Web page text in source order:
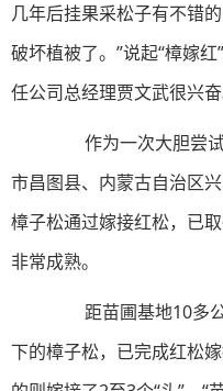
几年后挂果采松子有不错
破坏植被了。”说起“樟嫁
任公司总经理贾文武很兴奋
作为一次大胆尝试
市昌图县、内蒙古自治区
樟子松通过嫁接红松，已
非常成熟。
距苗圃基地10多公
下的樟子松，已完成红松